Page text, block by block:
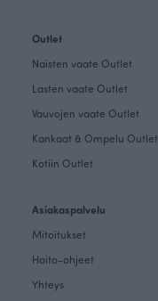
Outlet
Naisten vaate Outlet
Lasten vaate Outlet
Vauvojen vaate Outlet
Kankaat & Ompelu Outlet
Kotiin Outlet
Asiakaspalvelu
Mitoitukset
Hoito-ohjeet
Yhteys